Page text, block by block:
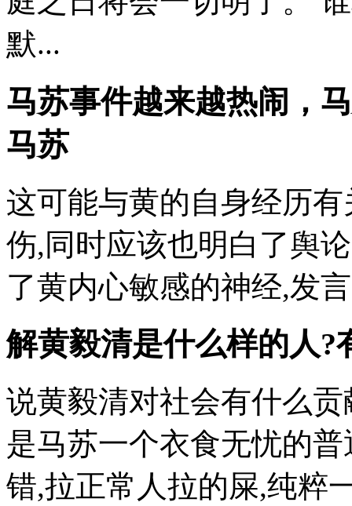
默...
马苏事件越来越热闹，
马苏
这可能与黄的自身经历
伤,同时应该也明白了舆
了黄内心敏感的神经,发
解黄毅清是什么样的人?
说黄毅清对社会有什么
是马苏一个衣食无忧的
错,拉正常人拉的屎,纯粹